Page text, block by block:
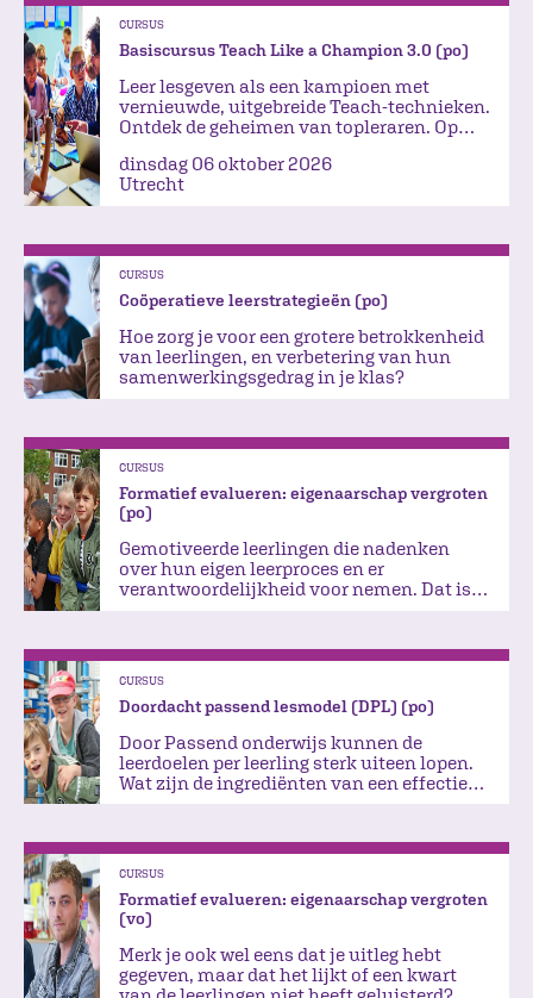
CURSUS
Basiscursus Teach Like a Champion 3.0 (po)
Leer lesgeven als een kampioen met
vernieuwde, uitgebreide Teach-technieken.
Ontdek de geheimen van topleraren. Op
dinsdag 06 oktober 2026
Utrecht
CURSUS
Coöperatieve leerstrategieën (po)
Hoe zorg je voor een grotere betrokkenheid
van leerlingen, en verbetering van hun
samenwerkingsgedrag in je klas?
CURSUS
Formatief evalueren: eigenaarschap vergroten
(po)
Gemotiveerde leerlingen die nadenken
over hun eigen leerproces en er
verantwoordelijkheid voor nemen. Dat is
CURSUS
Doordacht passend lesmodel (DPL) (po)
Door Passend onderwijs kunnen de
leerdoelen per leerling sterk uiteen lopen.
Wat zijn de ingrediënten van een effectieve
CURSUS
Formatief evalueren: eigenaarschap vergroten
(vo)
Merk je ook wel eens dat je uitleg hebt
gegeven, maar dat het lijkt of een kwart